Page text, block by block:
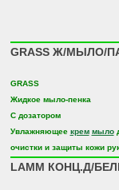
GRASS Ж/МЫЛО/
GRASS
Жидкое мыло-пенка
C дозатором
Увлажняющее крем мыло
очистки и защиты кожи
LAMM КОНЦ.Д/